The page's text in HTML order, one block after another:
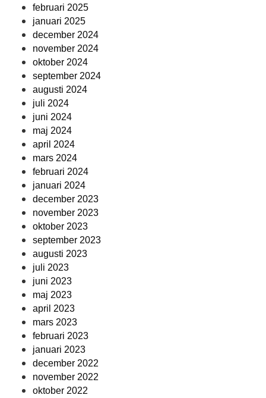
februari 2025
januari 2025
december 2024
november 2024
oktober 2024
september 2024
augusti 2024
juli 2024
juni 2024
maj 2024
april 2024
mars 2024
februari 2024
januari 2024
december 2023
november 2023
oktober 2023
september 2023
augusti 2023
juli 2023
juni 2023
maj 2023
april 2023
mars 2023
februari 2023
januari 2023
december 2022
november 2022
oktober 2022